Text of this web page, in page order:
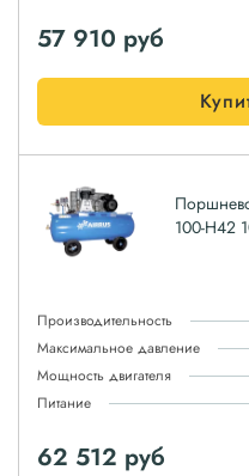
57 910 руб
100-H42
Производительность
Максимальное давление
Мощность двигателя
Питание
62 512 руб